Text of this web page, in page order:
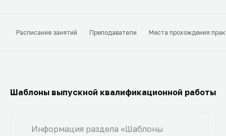
Расписание занятий Преподаватели Места прохождения
Шаблоны выпускной квалификационной работы
Информация раздела «Шаблоны